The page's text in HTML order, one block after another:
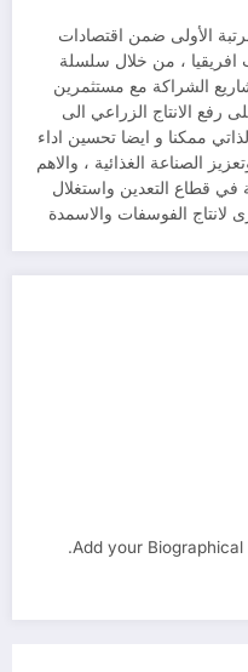
الأولى ضمن اقتصادات
افريقيا ، من خلال سلسلة
الشراكة مع مستثمرين
رفع الانتاج الزراعي الى
ممكنا و ايضا تحسين اداء
الصناعة الغذائية ، والاهم
في قطاع التعدين واستغلال
لانتاج الفوسفات والاسمدة
Add your